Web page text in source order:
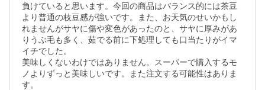
負けていると思います。今回の商品はバランス的には茶豆
より普通の枝豆感が強いです。また、お天気のせいかもし
れませんがサヤに傷や変色があったのと、サヤに厚みがあ
りうぶ毛も多く、茹でる前に下処理しても口当たりがイマ
イチでした。
美味しくないわけではありません。スーパーで購入するモ
ノよりずっと美味しいです。また注文する可能性はありま
す。